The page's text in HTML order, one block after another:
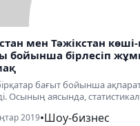
мен Тәжікстан
бойынша бірлесіп
бағыт бойынша
Осының аясында,
2019•Шоу-бизнес